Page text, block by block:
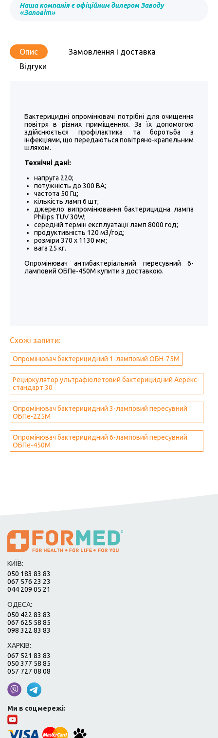
Наша компанія є офіційним дилером Заводу
«Заповіт»
Опис
Замовлення і доставка
Відгуки
Бактерицидні опромінювачі потрібні для очищення
повітря в різних приміщеннях. За їх допомогою
здійснюється профілактика та боротьба з
інфекціями, що передаються повітряно-крапельним
шляхом.
Технічні дані:
напруга 220;
потужність до 300 ВА;
частота 50 Гц;
кількість ламп 6 шт;
джерело випромінювання бактерицидна лампа
Philips TUV 30W;
середній термін експлуатації ламп 8000 год;
продуктивність 120 м3/год;
розміри 370 х 1130 мм;
вага 25 кг.
Опромінювач антибактеріальний пересувний 6-
ламповий ОБПе-450М купити з доставкою.
Схожі запити:
Опромінювач бактерицидний 1-ламповий ОБН-75М
Рециркулятор ультрафіолетовий бактерицидний Аерекс-
стандарт 30
Опромінювач бактерицидний 3-ламповий пересувний
ОБПе-225М
Опромінювач бактерицидний 6-ламповий пересувний
ОБПе-450М
КИЇВ:
050 183 83 83
067 576 23 23
044 209 05 21
ОДЕСА:
050 422 83 83
067 625 58 85
098 322 83 83
ХАРКІВ:
067 521 83 83
050 377 58 85
057 727 08 08
Ми в соцмережі: